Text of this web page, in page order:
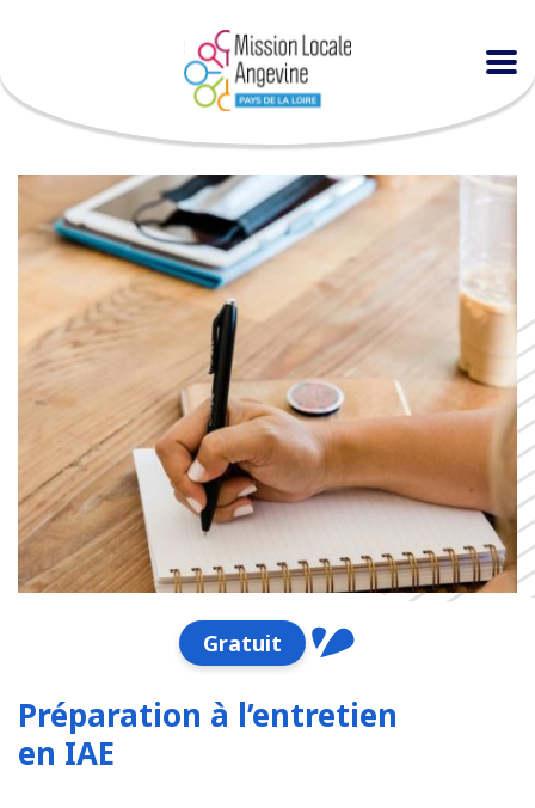
Agenda Préparation à l’entretien en IAE
Gratuit
Préparation à l’entretien
en IAE